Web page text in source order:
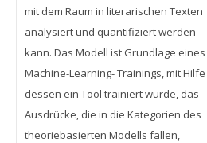
mit dem Raum in literarischen Texten
analysiert und quantifiziert werden
kann. Das Modell ist Grundlage eines
Machine-Learning- Trainings, mit Hilfe
dessen ein Tool trainiert wurde, das
Ausdrücke, die in die Kategorien des
theoriebasierten Modells fallen,